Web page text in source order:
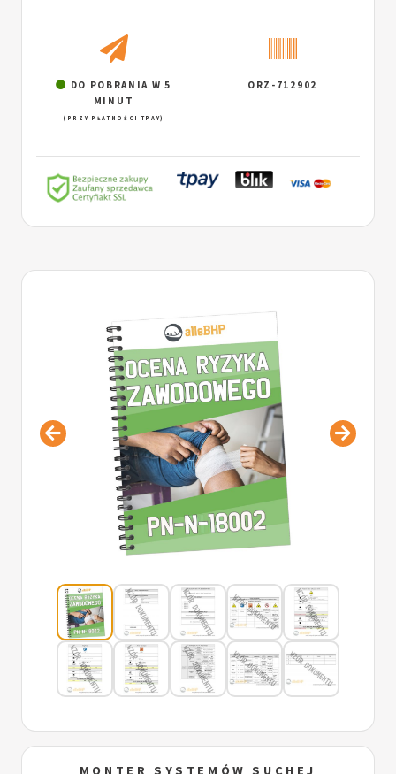
MONTER SYSTEMÓW SUCHEJ
DO POBRANIA W 5
MINUT
(PRZY PŁATNOŚCI TPAY)
ORZ-712902